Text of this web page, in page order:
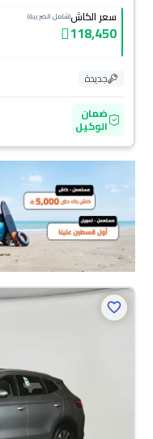
سعر الكاش(شامل الضريبة)
118,450
جديدة
ضمان
الوكيل